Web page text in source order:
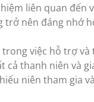
liên quan đến
nên đáng nhớ
việc hỗ trợ
thanh niên và
niên tham gia